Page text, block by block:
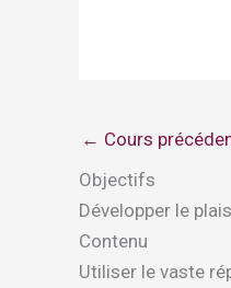
← Cours
Objectifs
Développer le
Contenu
Utiliser le vaste